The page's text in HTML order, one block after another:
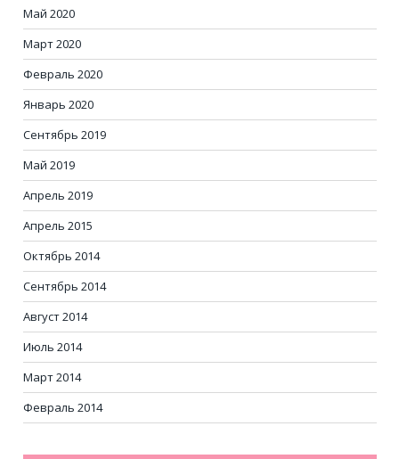
Май 2020
Март 2020
Февраль 2020
Январь 2020
Сентябрь 2019
Май 2019
Апрель 2019
Апрель 2015
Октябрь 2014
Сентябрь 2014
Август 2014
Июль 2014
Март 2014
Февраль 2014